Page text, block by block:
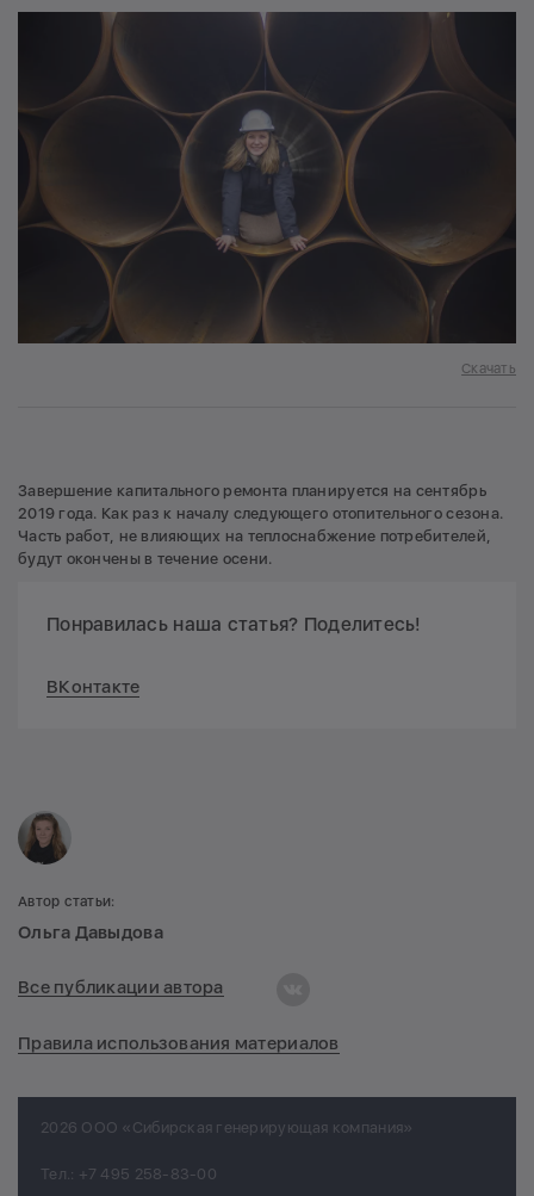
Скачать
Завершение капитального ремонта планируется на сентябрь
2019 года. Как раз к началу следующего отопительного сезона.
Часть работ, не влияющих на теплоснабжение потребителей,
будут окончены в течение осени.
Понравилась наша статья? Поделитесь!
ВКонтакте
Автор статьи:
Ольга Давыдова
Все публикации автора
Правила использования материалов
2026 ООО «Сибирская генерирующая компания»
Тел.: +7 495 258-83-00